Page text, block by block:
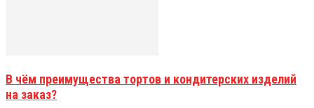
В чём преимущества тортов и кондитерских изделий
на заказ?